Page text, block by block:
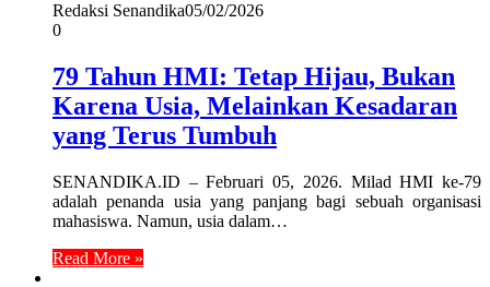
Redaksi Senandika05/02/2026
0
79 Tahun HMI: Tetap Hijau, Bukan
Karena Usia, Melainkan Kesadaran
yang Terus Tumbuh
SENANDIKA.ID – Februari 05, 2026. Milad HMI ke-79
adalah penanda usia yang panjang bagi sebuah organisasi
mahasiswa. Namun, usia dalam…
Read More »